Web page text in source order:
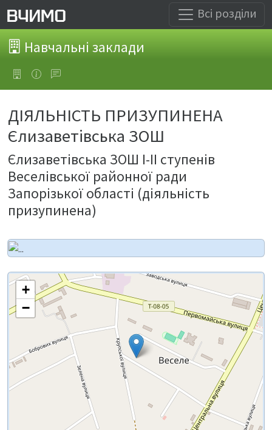
Всі розділи
Навчальні заклади
ДІЯЛЬНІСТЬ ПРИЗУПИНЕНА
Єлизаветівська ЗОШ
Єлизаветівська ЗОШ І-ІІ ступенів
Веселівської районної ради
Запорізької області (діяльність
призупинена)
+
−